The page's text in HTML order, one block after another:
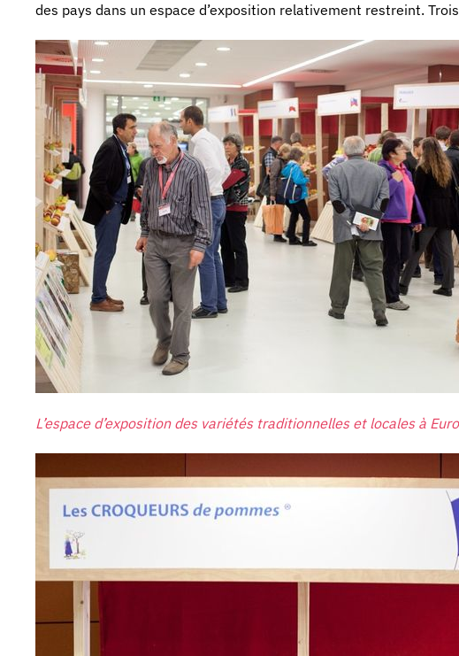
des pays dans un espace d’exposition relativement restreint.
L’espace d’exposition des variétés traditionnelles et locales à